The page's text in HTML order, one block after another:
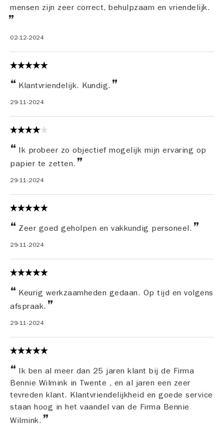
mensen zijn zeer correct, behulpzaam en vriendelijk.
02-12-2024
Klantvriendelijk. Kundig.
29-11-2024
Ik probeer zo objectief mogelijk mijn ervaring op
papier te zetten.
29-11-2024
Zeer goed geholpen en vakkundig personeel.
29-11-2024
Keurig werkzaamheden gedaan. Op tijd en volgens
afspraak.
29-11-2024
Ik ben al meer dan 25 jaren klant bij de Firma
Bennie Wilmink in Twente , en al jaren een zeer
tevreden klant. Klantvriendelijkheid en goede service
staan hoog in het vaandel van de Firma Bennie
Wilmink.